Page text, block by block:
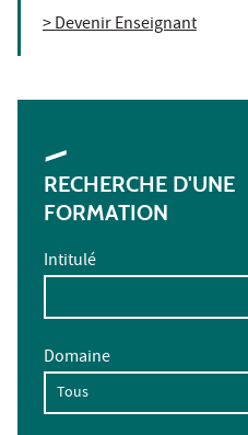
> Devenir Enseignant
RECHERCHE D'UNE
FORMATION
Intitulé
Domaine